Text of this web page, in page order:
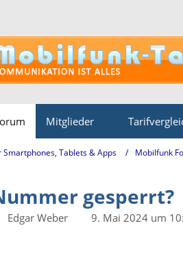
Mitglieder
Smartphones, Tablets & Apps Mobilfunk
gesperrt?
Edgar Weber
9. Mai 2024 um